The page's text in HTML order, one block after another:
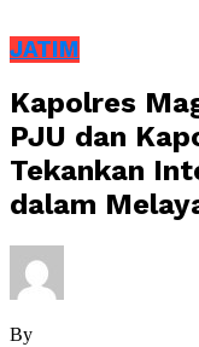
JATIM
Kapolres
PJU dan
Tekankan
dalam
By